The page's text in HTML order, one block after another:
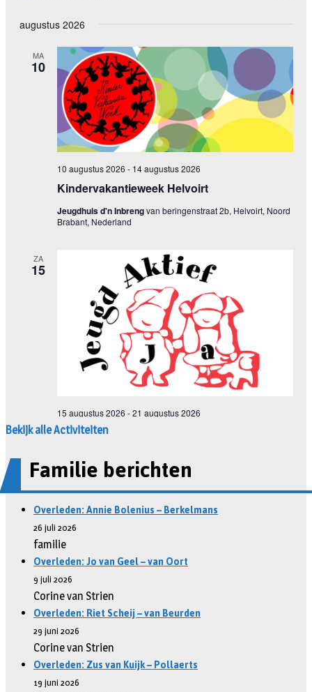
Bekijk alle Activiteiten
Familie berichten
Overleden: Annie Bolenius – Berkelmans
26 juli 2026
familie
Overleden: Jo van Geel – van Oort
9 juli 2026
Corine van Strien
Overleden: Riet Scheij – van Beurden
29 juni 2026
Corine van Strien
Overleden: Zus van Kuijk – Pollaerts
19 juni 2026